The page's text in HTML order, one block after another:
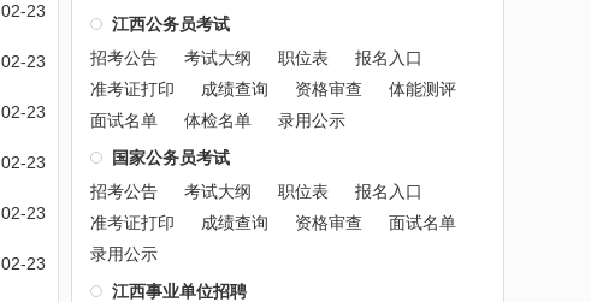
02-23
02-23
02-23
02-23
02-23
02-23
江西公务员考试
招考公告
考试大纲 职位表
报名入口
准考证打印
成绩查询 资格审查
体能测评
面试名单
体检名单
录用公示
国家公务员考试
招考公告
考试大纲 职位表
报名入口
准考证打印
成绩查询 资格审查
面试名单
录用公示
江西事业单位招聘